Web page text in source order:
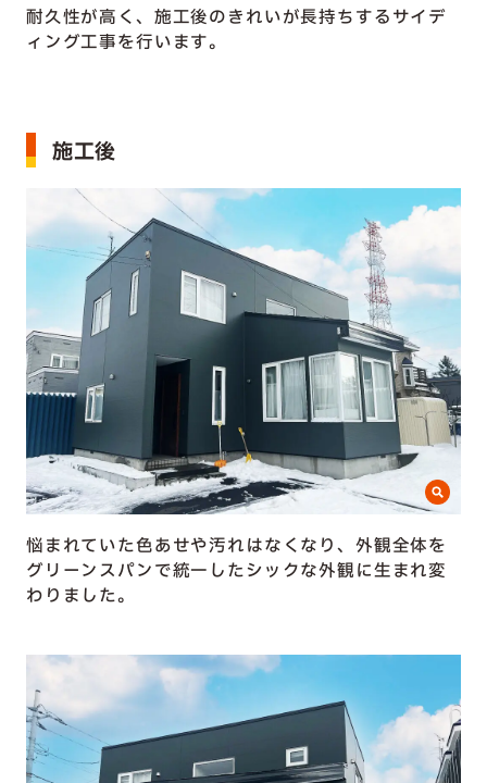
耐久性が高く、施工後のきれいが長持ちするサイデ
ィング工事を行います。
施工後
悩まれていた色あせや汚れはなくなり、外観全体を
グリーンスパンで統一したシックな外観に生まれ変
わりました。